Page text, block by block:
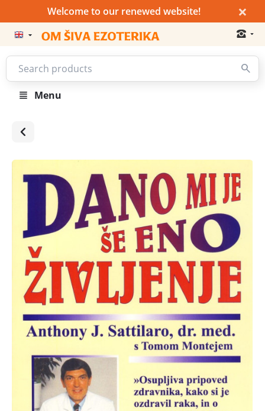
Welcome to our renewed website! ×
Menu